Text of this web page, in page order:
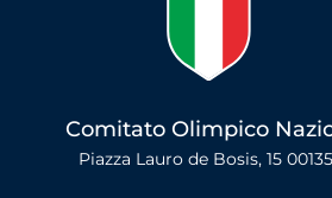
Comitato Olimpico
Piazza Lauro de Bosis, 15